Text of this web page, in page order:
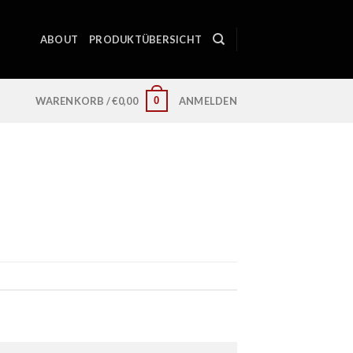
ABOUT PRODUKTÜBERSICHT
WARENKORB /€0,00 0 ANMELDEN